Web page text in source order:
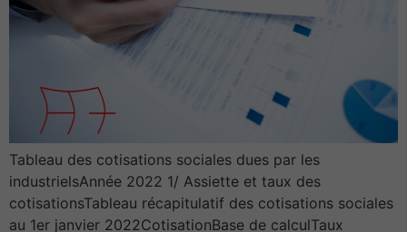
Tableau des cotisations sociales dues par les
industrielsAnnée 2022 1/ Assiette et taux des
cotisationsTableau récapitulatif des cotisations sociales
au 1er janvier 2022CotisationBase de calculTaux